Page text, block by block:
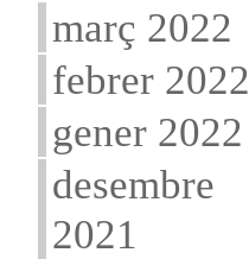
març 2022
febrer 2022
gener 2022
desembre
2021